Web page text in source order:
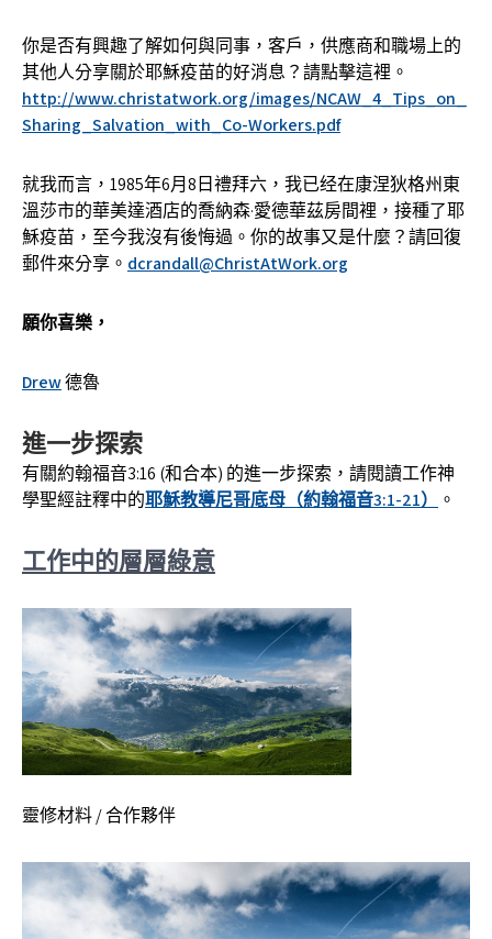
你是否有興趣了解如何與同事，客戶，供應商和職場上的
其他人分享關於耶穌疫苗的好消息？請點擊這裡。
http://www.christatwork.org/images/NCAW_4_Tips_on_
Sharing_Salvation_with_Co-Workers.pdf
就我而言，1985年6月8日禮拜六，我已经在康涅狄格州東
溫莎市的華美達酒店的喬納森·愛德華茲房間裡，接種了耶
穌疫苗，至今我沒有後悔過。你的故事又是什麼？請回復
郵件來分享。 dcrandall@ChristAtWork.org
願你喜樂，
Drew德魯
進一步探索
有關約翰福音3:16 (和合本) 的進一步探索，請閱讀工作神
學聖經註釋中的耶穌教導尼哥底母（約翰福音3:1-21） 。
工作中的層層綠意
靈修材料 / 合作夥伴